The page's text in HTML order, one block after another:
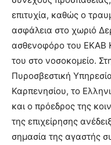
επιτυχία, καθώς ο
ασφάλεια στο χωριό
ασθενοφόρο του ΕΚΑΒ
του στο νοσοκομείο.
Πυροσβεστική
Καρπενησίου, το
και ο πρόεδρος της
της επιχείρησης
σημασία της αγαστής